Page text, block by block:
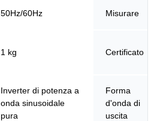
50Hz/60Hz Misurare
1 kg Certificato
Inverter di potenza a
onda sinusoidale
pura
Forma
d'onda di
uscita